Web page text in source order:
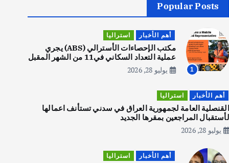
2
أهم الأخبار جاليات غير مصنف
قصة نجاح العراقي عمر الشمري الذي
اصبح بطلاً لأستراليا بلعبة كمال
الاجسام
يوليو 30, 2026
هوي آن… مدينة الفوانيس وسحر
التاريخ
Popular Posts
1
أهم الأخبار استراليا
مكتب الإحصاءات الأسترالي (ABS) يجري
عملية التعداد السكاني في11 من الشهر المقبل
يوليو 28, 2026
أهم الأخبار استراليا
القنصلية العامة لجمهورية العراق في سدني تستأنف اعمالها
لأستقبال المراجعين بمقرها الجديد
يوليو 28, 2026
أهم الأخبار استراليا